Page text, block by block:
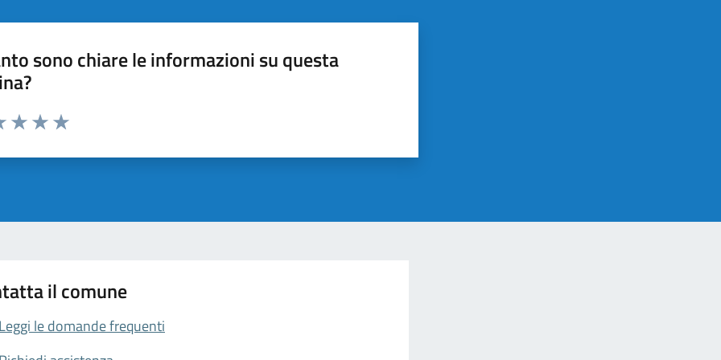
sono chiare le informazioni su questa
1 a 5 stelle la pagina
il comune
le domande frequenti